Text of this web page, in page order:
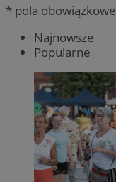
* pola obowiązkowe
Najnowsze
Popularne